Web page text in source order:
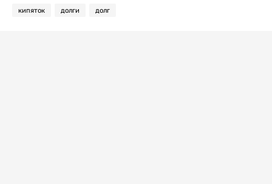
кипяток долги долг